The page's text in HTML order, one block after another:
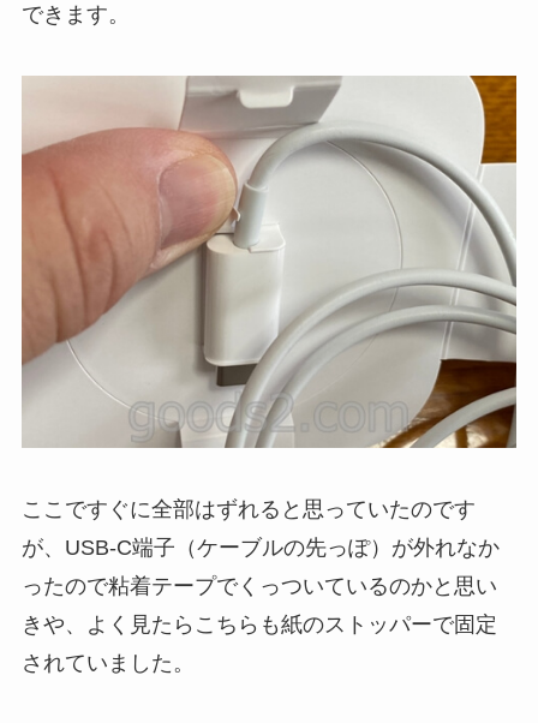
できます。
ここですぐに全部はずれると思っていたのです
が、USB-C端子（ケーブルの先っぽ）が外れなか
ったので粘着テープでくっついているのかと思い
きや、よく見たらこちらも紙のストッパーで固定
されていました。